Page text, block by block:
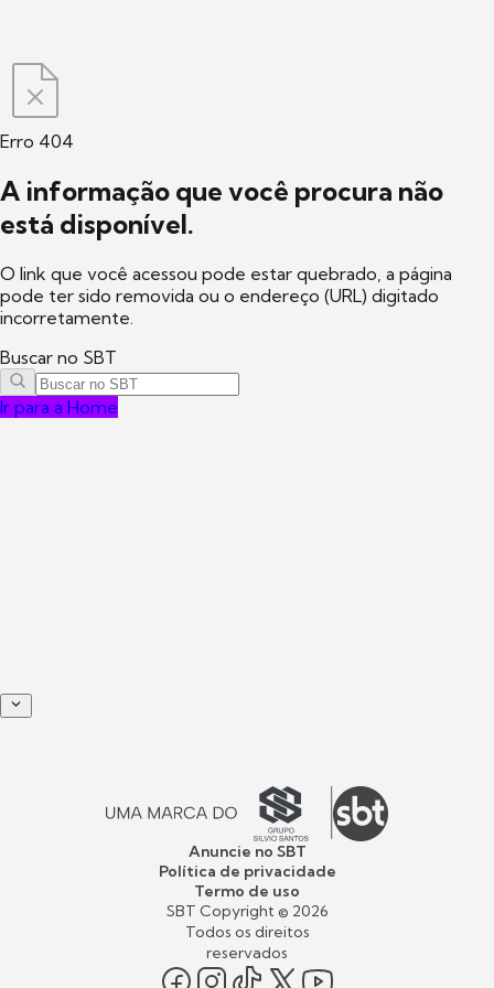
Erro 404
A informação que você procura não
está disponível.
O link que você acessou pode estar quebrado, a página
pode ter sido removida ou o endereço (URL) digitado
incorretamente.
Buscar no SBT
Ir para a Home
Anuncie no SBT
Política de privacidade
Termo de uso
SBT Copyright © 2026
Todos os direitos
reservados